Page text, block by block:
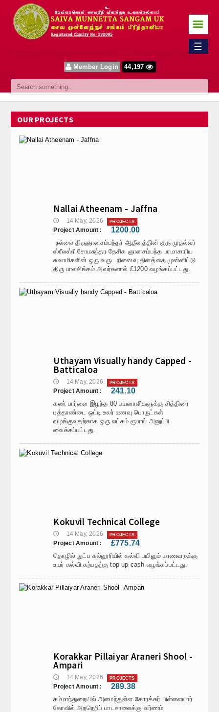
Home
About Us
Our Vision
Committee
News
Projects
☰
☰
Member Login 44,197
OUR PROJECTS
Nallai Atheenam - Jaffna
🕔 14 May, 2026 PROJECTS
Project Amount : 1200.00
நல்லை திருஞானசம்பந்தர் ஆதீனத்தின் குரு முதல்வர்
ஸ்ரீலஸ்ரீ சோமசுந்தர தேசிக ஞானசம்பந்த பரமாசாரிய
சுவாமிகளின் ஒரு வருட நினைவு தினத்தை முன்னிட்டு
திரு பாலசிங்கம் அவர்களால் £1200 வழங்கப்பட்டது.
Uthayam Visually handy Capped -
Batticaloa
🕔 14 May, 2026 PROJECTS
Project Amount : 241.10
கண் பார்வை இழந்த 80 பயனாளிகளுக்கு சித்திரை
புத்தாண்டை ஒட்டி உலர் உணவு பொருட்கள்
வழங்குவதற்காக ஒரு லட்சம் ரூபாய் அனுப்பி
வைக்கப்பட்டது.
Kokuvil Technical College
🕔 14 May, 2026 PROJECTS
Project Amount : £775.74
தொழில் நுட்ப கல்லூரியில் கல்வி பயிலும் மாணவருக்கு
உயர் கல்வி கற்பதற்கு top up cash வழங்கப்பட்டது.
Korakkar Pillaiyar Araneri Shool -
Ampari
🕔 14 May, 2026 PROJECTS
Project Amount : 289.38
சம்மாந்துறையில் அமைந்துள்ள கோரக்கர் பிள்ளையார்
கோவில் அறநெறிப் பாடசாலைக்கு வர்ணம்